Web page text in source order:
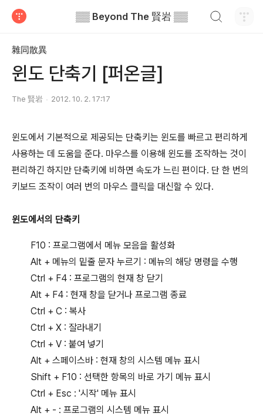
▒▒ Beyond The 賢岩 ▒▒
雜同散異
윈도 단축기 [퍼온글]
The 賢岩 2012. 10. 2. 17:17
윈도에서 기본적으로 제공되는 단축키는 윈도를 빠르고 편리하게
사용하는 데 도움을 준다. 마우스를 이용해 윈도를 조작하는 것이
편리하긴 하지만 단축키에 비하면 속도가 느린 편이다. 단 한 번의
키보드 조작이 여러 번의 마우스 클릭을 대신할 수 있다.
윈도에서의 단축키
F10 : 프로그램에서 메뉴 모음을 활성화
Alt + 메뉴의 밑줄 문자 누르기 : 메뉴의 해당 명령을 수행
Ctrl + F4 : 프로그램의 현재 창 닫기
Alt + F4 : 현재 창을 닫거나 프로그램 종료
Ctrl + C : 복사
Ctrl + X : 잘라내기
Ctrl + V : 붙여 넣기
Alt + 스페이스바 : 현재 창의 시스템 메뉴 표시
Shift + F10 : 선택한 항목의 바로 가기 메뉴 표시
Ctrl + Esc : '시작' 메뉴 표시
Alt + - : 프로그램의 시스템 메뉴 표시